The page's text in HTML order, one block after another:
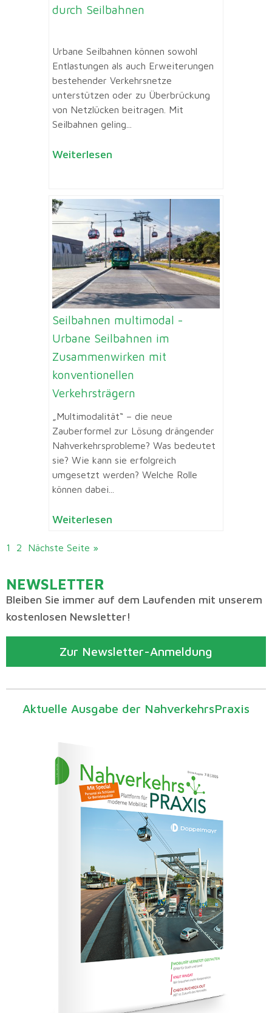
durch Seilbahnen
Urbane Seilbahnen können sowohl
Entlastungen als auch Erweiterungen
bestehender Verkehrsnetze
unterstützen oder zu Überbrückung
von Netzlücken beitragen. Mit
Seilbahnen geling...
Weiterlesen
Seilbahnen multimodal -
Urbane Seilbahnen im
Zusammenwirken mit
konventionellen
Verkehrsträgern
„Multimodalität“ – die neue
Zauberformel zur Lösung drängender
Nahverkehrsprobleme? Was bedeutet
sie? Wie kann sie erfolgreich
umgesetzt werden? Welche Rolle
können dabei...
Weiterlesen
1 2 Nächste Seite »
NEWSLETTER
Bleiben Sie immer auf dem Laufenden mit unserem
kostenlosen Newsletter!
Zur Newsletter-Anmeldung
Aktuelle Ausgabe der NahverkehrsPraxis